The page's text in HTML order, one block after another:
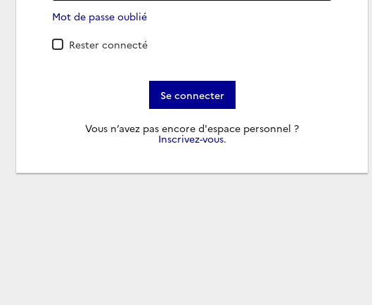
Mot de passe oublié
Rester connecté
Se connecter
Vous n’avez pas encore d'espace personnel ?
Inscrivez-vous.